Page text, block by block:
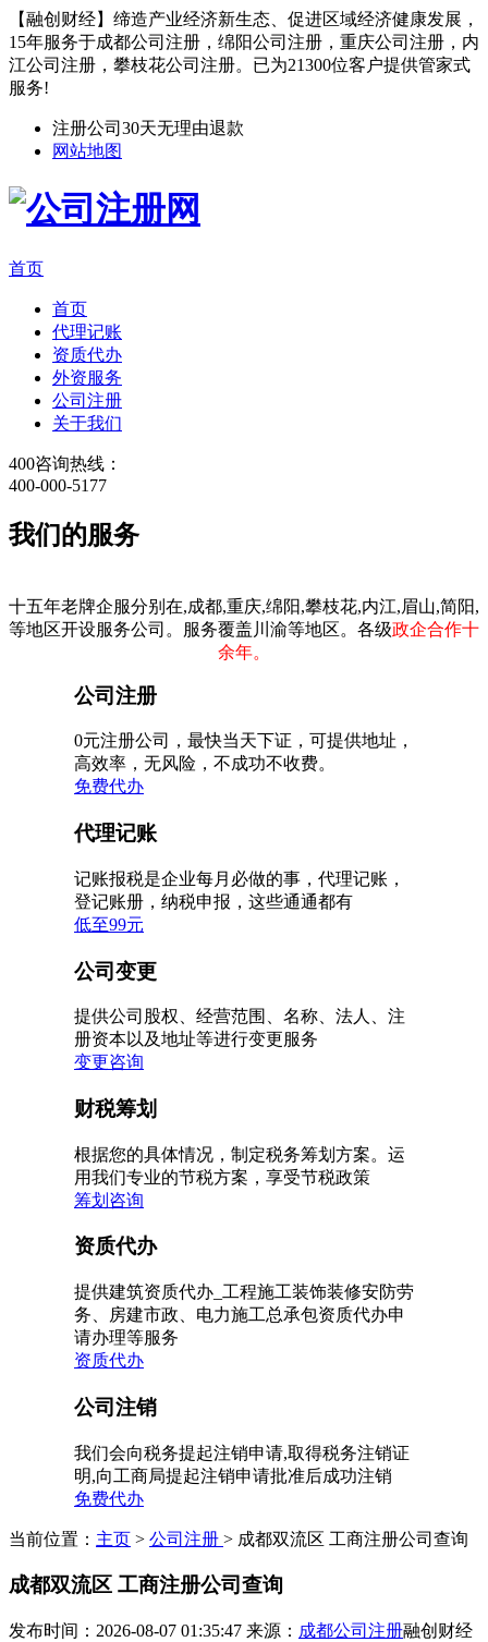
【融创财经】缔造产业经济新生态、促进区域经济健康发展，
15年服务于成都公司注册，绵阳公司注册，重庆公司注册，内
江公司注册，攀枝花公司注册。已为21300位客户提供管家式
服务!
注册公司30天无理由退款
网站地图
首页
首页
代理记账
资质代办
外资服务
公司注册
关于我们
400咨询热线：
400-000-5177
我们的服务
十五年老牌企服分别在,成都,重庆,绵阳,攀枝花,内江,眉山,简阳,
等地区开设服务公司。服务覆盖川渝等地区。各级政企合作十
余年。
公司注册
0元注册公司，最快当天下证，可提供地址，
高效率，无风险，不成功不收费。
免费代办
代理记账
记账报税是企业每月必做的事，代理记账，
登记账册，纳税申报，这些通通都有
低至99元
公司变更
提供公司股权、经营范围、名称、法人、注
册资本以及地址等进行变更服务
变更咨询
财税筹划
根据您的具体情况，制定税务筹划方案。运
用我们专业的节税方案，享受节税政策
筹划咨询
资质代办
提供建筑资质代办_工程施工装饰装修安防劳
务、房建市政、电力施工总承包资质代办申
请办理等服务
资质代办
公司注销
我们会向税务提起注销申请,取得税务注销证
明,向工商局提起注销申请批准后成功注销
免费代办
当前位置： 主页 > 公司注册 > 成都双流区 工商注册公司查询
成都双流区 工商注册公司查询
发布时间：2026-08-07 01:35:47 来源： 成都公司注册融创财经